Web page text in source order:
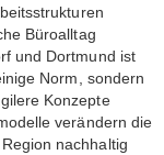
Büroalltag
und Dortmund ist
Norm, sondern
Konzepte
verändern die
nachhaltig